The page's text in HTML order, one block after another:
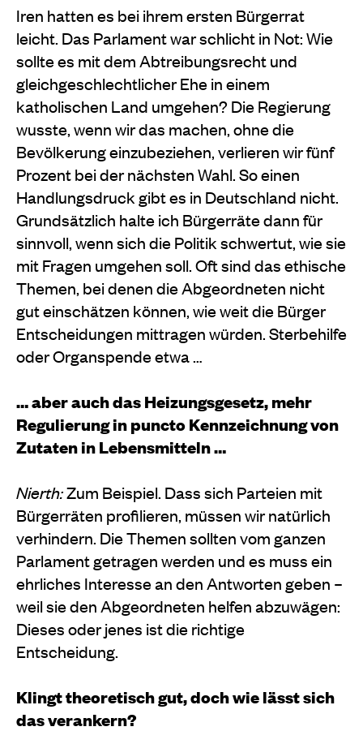
Iren hatten es bei ihrem ersten Bürgerrat
leicht. Das Parlament war schlicht in Not: Wie
sollte es mit dem Abtreibungsrecht und
gleichgeschlechtlicher Ehe in einem
katholischen Land umgehen? Die Regierung
wusste, wenn wir das machen, ohne die
Bevölkerung einzubeziehen, verlieren wir fünf
Prozent bei der nächsten Wahl. So einen
Handlungsdruck gibt es in Deutschland nicht.
Grundsätzlich halte ich Bürgerräte dann für
sinnvoll, wenn sich die Politik schwertut, wie sie
mit Fragen umgehen soll. Oft sind das ethische
Themen, bei denen die Abgeordneten nicht
gut einschätzen können, wie weit die Bürger
Entscheidungen mittragen würden. Sterbehilfe
oder Organspende etwa …
… aber auch das Heizungsgesetz, mehr
Regulierung in puncto Kennzeichnung von
Zutaten in Lebensmitteln …
Nierth:Zum Beispiel. Dass sich Parteien mit
Bürgerräten profilieren, müssen wir natürlich
verhindern. Die Themen sollten vom ganzen
Parlament getragen werden und es muss ein
ehrliches Interesse an den Antworten geben –
weil sie den Abgeordneten helfen abzuwägen:
Dieses oder jenes ist die richtige
Entscheidung.
Klingt theoretisch gut, doch wie lässt sich
das verankern?